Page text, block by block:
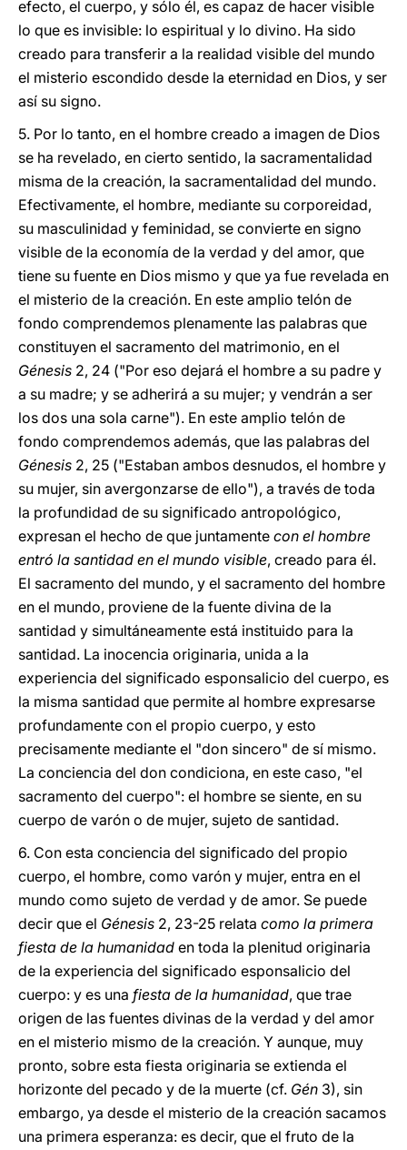
efecto, el cuerpo, y sólo él, es capaz de hacer visible
lo que es invisible: lo espiritual y lo divino. Ha sido
creado para transferir a la realidad visible del mundo
el misterio escondido desde la eternidad en Dios, y ser
así su signo.
5. Por lo tanto, en el hombre creado a imagen de Dios
se ha revelado, en cierto sentido, la sacramentalidad
misma de la creación, la sacramentalidad del mundo.
Efectivamente, el hombre, mediante su corporeidad,
su masculinidad y feminidad, se convierte en signo
visible de la economía de la verdad y del amor, que
tiene su fuente en Dios mismo y que ya fue revelada en
el misterio de la creación. En este amplio telón de
fondo comprendemos plenamente las palabras que
constituyen el sacramento del matrimonio, en el
Génesis 2, 24 ("Por eso dejará el hombre a su padre y
a su madre; y se adherirá a su mujer; y vendrán a ser
los dos una sola carne"). En este amplio telón de
fondo comprendemos además, que las palabras del
Génesis 2, 25 ("Estaban ambos desnudos, el hombre y
su mujer, sin avergonzarse de ello"), a través de toda
la profundidad de su significado antropológico,
expresan el hecho de que juntamente con el hombre
entró la santidad en el mundo visible, creado para él.
El sacramento del mundo, y el sacramento del hombre
en el mundo, proviene de la fuente divina de la
santidad y simultáneamente está instituido para la
santidad. La inocencia originaria, unida a la
experiencia del significado esponsalicio del cuerpo, es
la misma santidad que permite al hombre expresarse
profundamente con el propio cuerpo, y esto
precisamente mediante el "don sincero" de sí mismo.
La conciencia del don condiciona, en este caso, "el
sacramento del cuerpo": el hombre se siente, en su
cuerpo de varón o de mujer, sujeto de santidad.
6. Con esta conciencia del significado del propio
cuerpo, el hombre, como varón y mujer, entra en el
mundo como sujeto de verdad y de amor. Se puede
decir que el Génesis 2, 23-25 relata como la primera
fiesta de la humanidad en toda la plenitud originaria
de la experiencia del significado esponsalicio del
cuerpo: y es una fiesta de la humanidad, que trae
origen de las fuentes divinas de la verdad y del amor
en el misterio mismo de la creación. Y aunque, muy
pronto, sobre esta fiesta originaria se extienda el
horizonte del pecado y de la muerte (cf. Gén 3), sin
embargo, ya desde el misterio de la creación sacamos
una primera esperanza: es decir, que el fruto de la